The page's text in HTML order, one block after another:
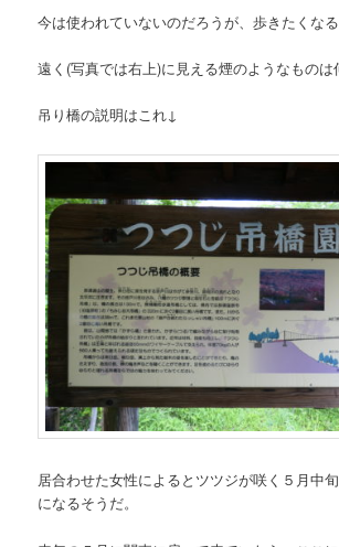
今は使われていないのだろうが、歩きたくなる
遠く(写真では右上)に見える煙のようなものは
吊り橋の説明はこれ↓
居合わせた女性によるとツツジが咲く５月中
になるそうだ。